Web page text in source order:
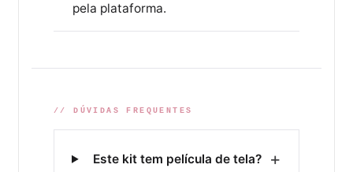
pela plataforma.
// DÚVIDAS FREQUENTES
Este kit tem película de tela? +